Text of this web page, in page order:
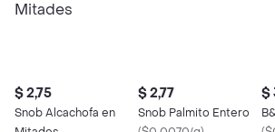
$ 2,75
Snob Alcachofa en
$ 2,77
Snob Palmito Entero
$